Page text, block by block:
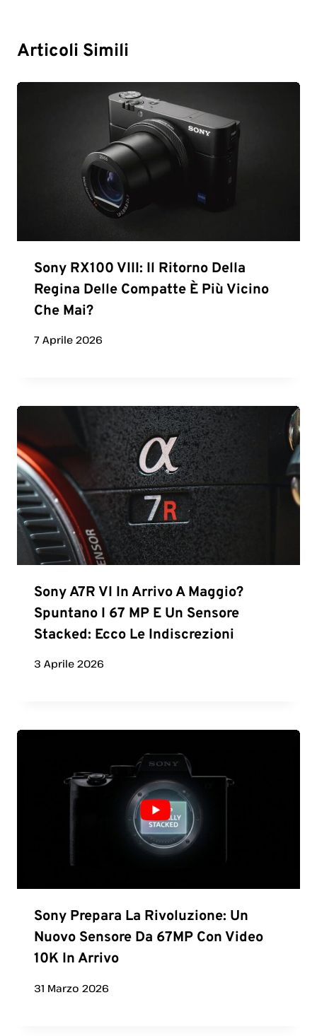
Articoli Simili
Sony RX100 VIII: Il Ritorno Della
Regina Delle Compatte È Più Vicino
Che Mai?
7 Aprile 2026
Sony A7R VI In Arrivo A Maggio?
Spuntano I 67 MP E Un Sensore
Stacked: Ecco Le Indiscrezioni
3 Aprile 2026
Sony Prepara La Rivoluzione: Un
Nuovo Sensore Da 67MP Con Video
10K In Arrivo
31 Marzo 2026